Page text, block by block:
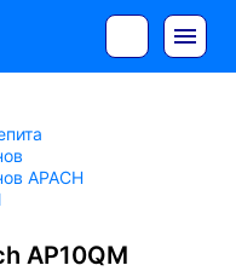
APACH
AP10QM